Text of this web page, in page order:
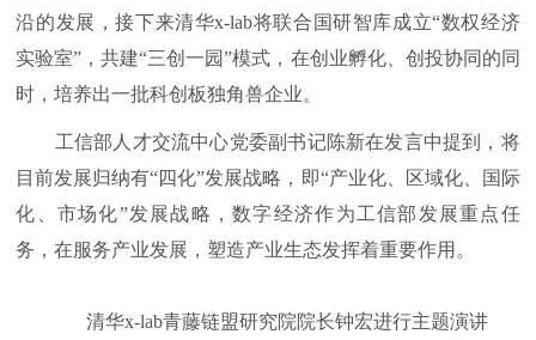
沿的发展，接下来清华x-lab将联合国研智库成立“数权经济
实验室”，共建“三创一园”模式，在创业孵化、创投协同的同
时，培养出一批科创板独角兽企业。
工信部人才交流中心党委副书记陈新在发言中提到，将
目前发展归纳有“四化”发展战略，即“产业化、区域化、国际
化、市场化”发展战略，数字经济作为工信部发展重点任
务，在服务产业发展，塑造产业生态发挥着重要作用。
清华x-lab青藤链盟研究院院长钟宏进行主题演讲